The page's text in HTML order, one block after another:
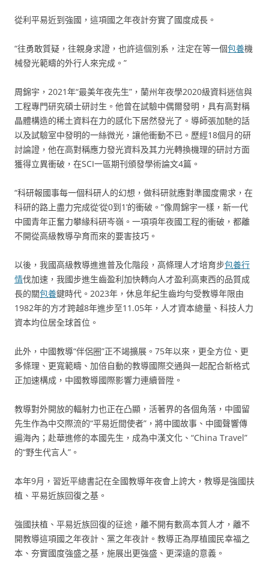
從利平易近到強國，這項國之年夜計夯實了國度成長。
“往勇敢質疑，往親身求證，也許這個別系，注定在等一個包養機
械發光範疇的外行人來完成。”
周錦宇，2021年“最美年夜先生”，蘭州年夜學2020級資料迷信與
工程專門研究碩士研討生。他曾在試驗中偶爾發明，具有高對稱
晶體構造的稀土資料在力的感化下居然發光了。導師張加馳的話
以及試驗室中發明的一絲微光，讓他衝動不已。歷經18個月的研
討論證，他在高對稱應力發光資料及其力光轉換機理的研討方面
獲得立異衝破，在SCI一區期刊頒發學術論文4篇。
“科研報國事每一個科研人的幻想，做科研就應對準國度需求，在
科研的路上盡力完成從‘從0到1’的衝破。”像周錦宇一樣，新一代
中國青年正奮力攀緣科研岑嶺。一項項年夜國工程的衝破，都離
不開從高級教導孕育而來的要害技巧。
以後，我國高級教導進進普及化階段，高條理人才培育步包養行
情伐加速，我國步進生齒盈利加快轉向人才盈利高東西的品質成
長的關包養鍵時代。2023年，休息年紀生齒均勻受教導年限由
1982年的方才跨越8年進步至11.05年，人才資本總量、科技人力
資本均位居全球首位。
此外，中國教導“伴侶圈”正不竭擴展。75年以來，更全方位、更
多條理、更寬範疇、加倍自動的教導國際交通與一起配合新格式
正加速構成，中國教導國際影響力連續晉陞。
教導對外開放的輻射力也正在凸顯，活著界的各個角落，中國留
先生作為中交際流的“平易近間使者”，將中國故事、中國聲響傳
遍海內；赴華進修的本國先生，成為中漢文化、“China Travel”
的“野生代言人”。
本年9月，習近平總書記在全國教導年夜會上誇大，教導是強國扶
植、平易近族回復之基。
強國扶植、平易近族回復的征途，離不開有數高本質人才，離不
開教導這項國之年夜計、黨之年夜計。教導正為厚植國民幸福之
本、夯實國度強盛之基，施展出更強盛、更深遠的意義。